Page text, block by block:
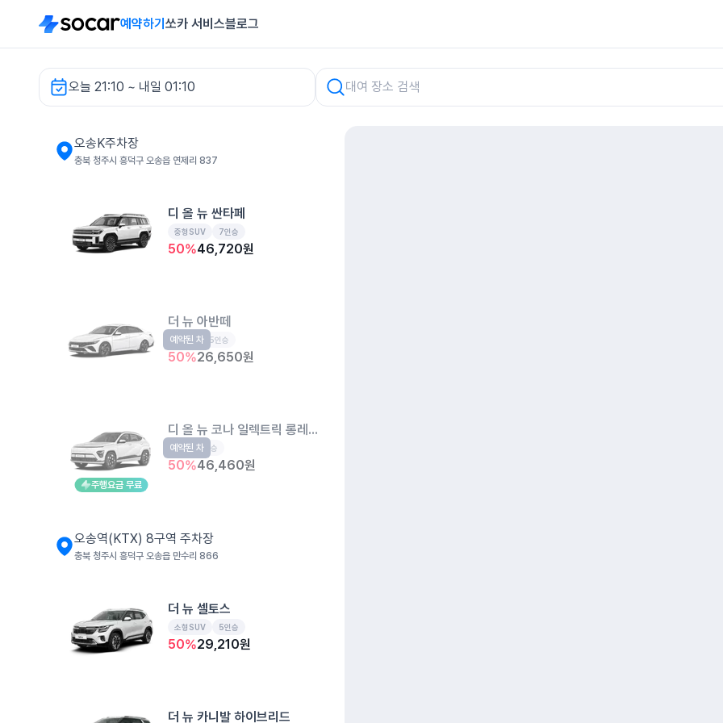
예약하기 쏘카 서비스블로그
오늘 21:10 ~ 내일 01:10
오송K주차장 렌터카
오송K주차장
충북 청주시 흥덕구 오송읍 연제리 837
디 올 뉴 싼타페
중형SUV 7인승
50%46,720원
더 뉴 아반떼
준중형 5인승
50%26,650원
예약된 차
주행요금 무료
디 올 뉴 코나 일렉트릭 롱레인지
EV 5인승
50%46,460원
예약된 차
오송역(KTX) 8구역 주차장
충북 청주시 흥덕구 오송읍 만수리 866
더 뉴 셀토스
소형SUV 5인승
50%29,210원
더 뉴 카니발 하이브리드